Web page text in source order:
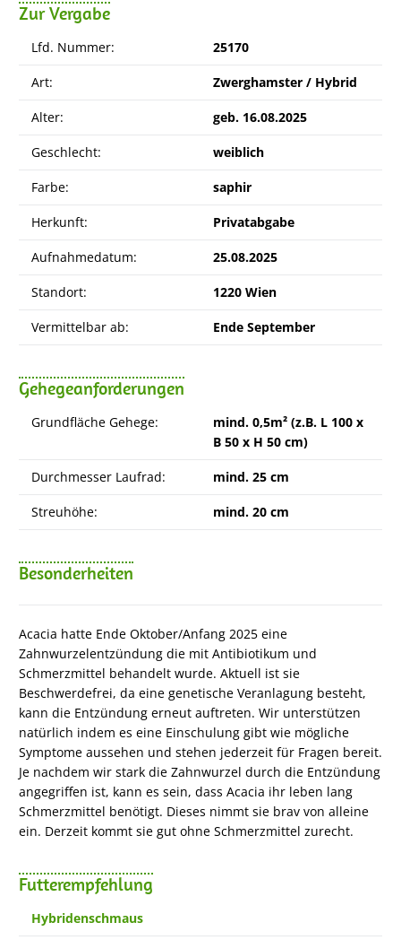
Zur Vergabe
Lfd. Nummer: 25170
Art: Zwerghamster / Hybrid
Alter: geb. 16.08.2025
Geschlecht: weiblich
Farbe: saphir
Herkunft: Privatabgabe
Aufnahmedatum: 25.08.2025
Standort: 1220 Wien
Vermittelbar ab: Ende September
Gehegeanforderungen
Grundfläche Gehege:
mind. 0,5m² (z.B. L 100 x
B 50 x H 50 cm)
Durchmesser Laufrad: mind. 25 cm
Streuhöhe: mind. 20 cm
Besonderheiten
Acacia hatte Ende Oktober/Anfang 2025 eine
Zahnwurzelentzündung die mit Antibiotikum und
Schmerzmittel behandelt wurde. Aktuell ist sie
Beschwerdefrei, da eine genetische Veranlagung besteht,
kann die Entzündung erneut auftreten. Wir unterstützen
natürlich indem es eine Einschulung gibt wie mögliche
Symptome aussehen und stehen jederzeit für Fragen bereit.
Je nachdem wir stark die Zahnwurzel durch die Entzündung
angegriffen ist, kann es sein, dass Acacia ihr leben lang
Schmerzmittel benötigt. Dieses nimmt sie brav von alleine
ein. Derzeit kommt sie gut ohne Schmerzmittel zurecht.
Futterempfehlung
Hybridenschmaus